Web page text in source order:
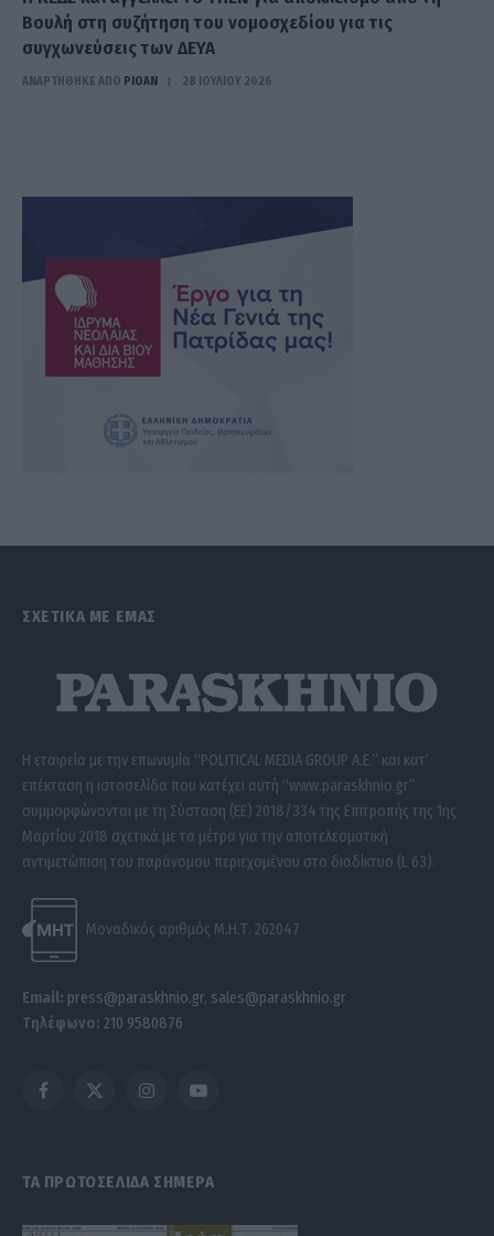
Βουλή στη συζήτηση του νομοσχεδίου για τις
συγχωνεύσεις των ΔΕΥΑ
ΑΝΑΡΤΗΘΗΚΕ ΑΠΟ PIOAN 28 ΙΟΥΛΊΟΥ 2026
ΣΧΕΤΙΚΑ ΜΕ ΕΜΑΣ
Η εταιρεία με την επωνυμία “POLITICAL MEDIA GROUP A.E.” και κατ’
επέκταση η ιστοσελίδα που κατέχει αυτή “www.paraskhnio.gr”
συμμορφώνονται με τη Σύσταση (ΕΕ) 2018/334 της Επιτροπής της 1ης
Μαρτίου 2018 σχετικά με τα μέτρα για την αποτελεσματική
αντιμετώπιση του παράνομου περιεχομένου στο διαδίκτυο (L 63).
Μοναδικός αριθμός Μ.Η.Τ. 262047
Email: press@paraskhnio.gr, sales@paraskhnio.gr
Τηλέφωνο: 210 9580876
Facebook
X
InstagramYouTube
ΤΑ ΠΡΩΤΟΣΕΛΙΔΑ ΣΗΜΕΡΑ